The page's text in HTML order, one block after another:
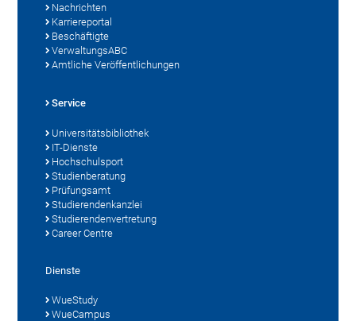
Nachrichten
Karriereportal
Beschäftigte
VerwaltungsABC
Amtliche Veröffentlichungen
Service
Universitätsbibliothek
IT-Dienste
Hochschulsport
Studienberatung
Prüfungsamt
Studierendenkanzlei
Studierendenvertretung
Career Centre
Dienste
WueStudy
WueCampus